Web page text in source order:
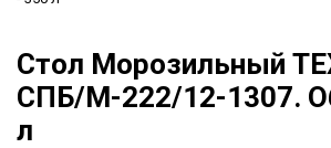
Стол Морозильный
СПБ/М-222/12-1307.
л